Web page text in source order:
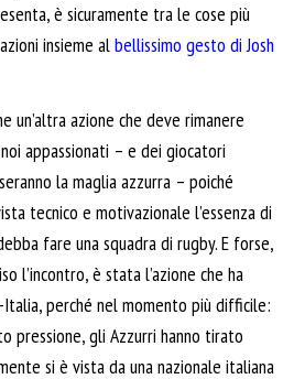
è sicuramente tra le cose più
insieme albellissimo gesto di Josh
un’altra azione che deve rimanere
appassionati – e dei giocatori
la maglia azzurra – poiché
tecnico e motivazionale l’essenza di
fare una squadra di rugby. E forse,
l’incontro, è stata l’azione che ha
perché nel momento più difficile:
pressione, gli Azzurri hanno tirato
si è vista da una nazionale italiana